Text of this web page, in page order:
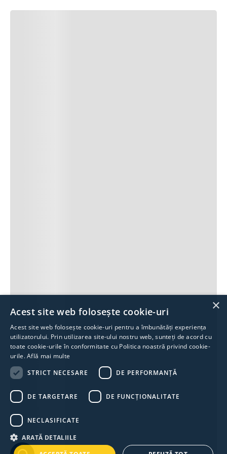
×
Acest site web folosește cookie-uri
Acest site web folosește cookie-uri pentru a îmbunătăți experiența
utilizatorului. Prin utilizarea site-ului nostru web, sunteți de acord cu
toate cookie-urile în conformitate cu Politica noastră privind cookie-
urile.Află mai multe
STRICT NECESARE
DE PERFORMANȚĂ
DE TARGETARE DE FUNCŢIONALITATE
NECLASIFICATE
ARATĂ DETALIILE